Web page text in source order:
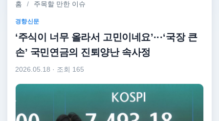
홈 / 주목할 만한 이슈
경향신문
‘주식이 너무 올라서 고민이네요’···‘국장 큰
손’ 국민연금의 진퇴양난 속사정
2026.05.18 · 조회 165